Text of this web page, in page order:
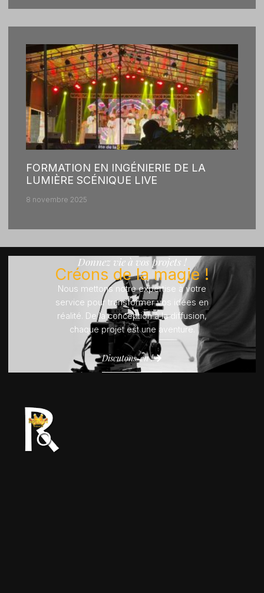
FORMATION EN INGÉNIERIE DE LA
LUMIÈRE SCÉNIQUE LIVE
8 novembre 2025
Donnez vie à vos projets !
Créons de la magie !
Nous mettons notre expertise à votre
service pour transformer vos idées en
réalité. De la conception à la diffusion,
chaque projet est une aventure.
Discutons-en !